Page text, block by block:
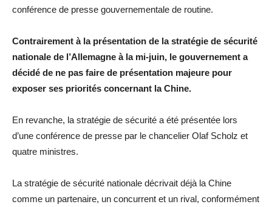
conférence de presse gouvernementale de routine.
Contrairement à la présentation de la stratégie de sécurité
nationale de l’Allemagne à la mi-juin, le gouvernement a
décidé de ne pas faire de présentation majeure pour
exposer ses priorités concernant la Chine.
En revanche, la stratégie de sécurité a été présentée lors
d’une conférence de presse par le chancelier Olaf Scholz et
quatre ministres.
La stratégie de sécurité nationale décrivait déjà la Chine
comme un partenaire, un concurrent et un rival, conformément